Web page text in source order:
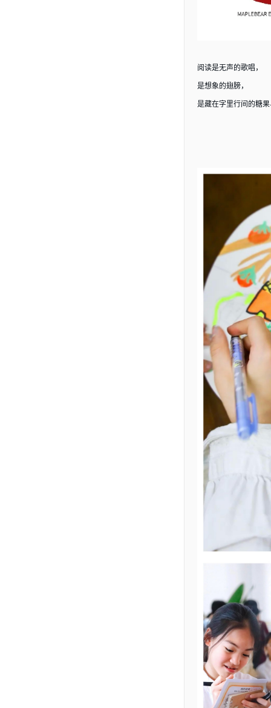
阅读是无声的歌唱，
是想象的翅膀，
是藏在字里行间的糖